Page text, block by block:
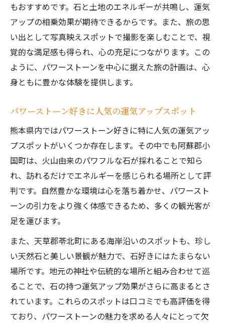
もおすすめです。石と土地のエネルギーが共鳴し、運気
アップの相乗効果が期待できるからです。また、旅の思
い出として写真映えスポットで撮影を楽しむことで、視
覚的な満足感も得られ、心の充足につながります。この
ように、パワーストーンを中心に据えた旅の計画は、心
身ともに豊かな体験を提供します。
パワーストーン好きに人気の運気アップスポット
熊本県内ではパワーストーン好きに特に人気の運気アッ
プスポットがいくつか存在します。その中でも阿蘇郡小
国町は、火山由来のパワフルな石が採れることで知ら
れ、訪れるだけでエネルギーを感じられる場所として評
判です。自然豊かな環境は心を落ち着かせ、パワースト
ーンの引力をより強く体感できるため、多くの観光客が
足を運びます。
また、天草郡苓北町にある海岸沿いのスポットも、珍し
い天然石と美しい景観が魅力で、石好きにはたまらない
場所です。地元の神社や伝統的な場所と組み合わせて巡
ることで、石の持つ運気アップ効果がさらに高まるとさ
れています。これらのスポットは口コミでも高評価を得
ており、パワーストーンの魅力を求める人々にとって欠